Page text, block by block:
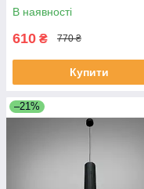
В наявності
610 ₴ 770 ₴
Купити
–21%